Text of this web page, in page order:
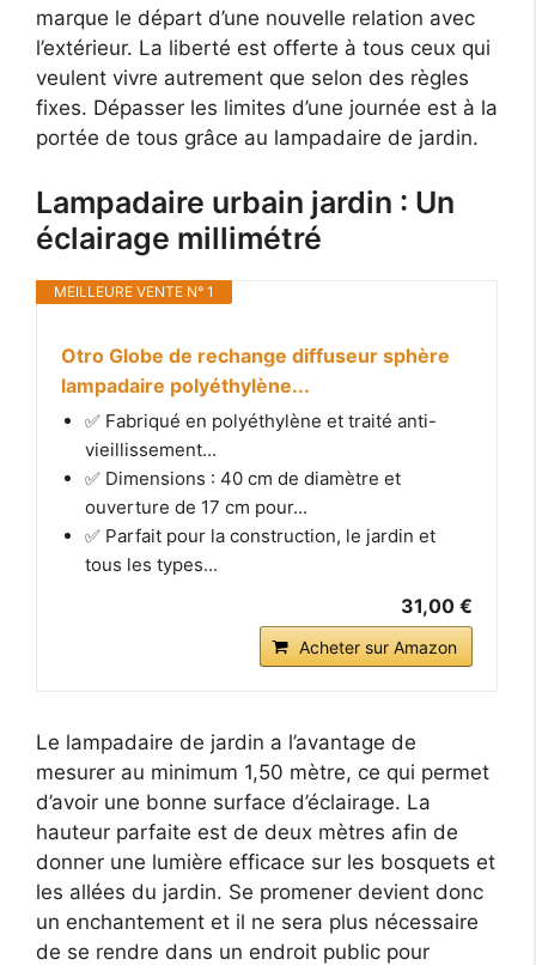
marque le départ d’une nouvelle relation avec
l’extérieur. La liberté est offerte à tous ceux qui
veulent vivre autrement que selon des règles
fixes. Dépasser les limites d’une journée est à la
portée de tous grâce au lampadaire de jardin.
Lampadaire urbain jardin : Un
éclairage millimétré
MEILLEURE VENTE N° 1
Otro Globe de rechange diffuseur sphère
lampadaire polyéthylène...
✅ Fabriqué en polyéthylène et traité anti-
vieillissement...
✅ Dimensions : 40 cm de diamètre et
ouverture de 17 cm pour...
✅ Parfait pour la construction, le jardin et
tous les types...
31,00 €
Acheter sur Amazon
Le lampadaire de jardin a l’avantage de
mesurer au minimum 1,50 mètre, ce qui permet
d’avoir une bonne surface d’éclairage. La
hauteur parfaite est de deux mètres afin de
donner une lumière efficace sur les bosquets et
les allées du jardin. Se promener devient donc
un enchantement et il ne sera plus nécessaire
de se rendre dans un endroit public pour